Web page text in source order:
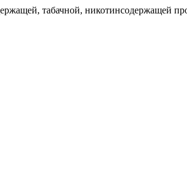
табачной, никотинсодержащей